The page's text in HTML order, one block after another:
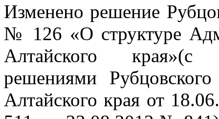
Изменено решение
№ 126 «О структуре
Алтайского края»(с
решениями Рубцовского
Алтайского края от